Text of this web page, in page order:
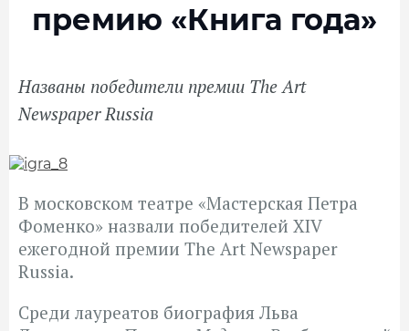
премию «Книга года»
Названы победители премии The Art
Newspaper Russia
В московском театре «Мастерская Петра
Фоменко» назвали победителей XIV
ежегодной премии The Art Newspaper
Russia.
Среди лауреатов биография Льва